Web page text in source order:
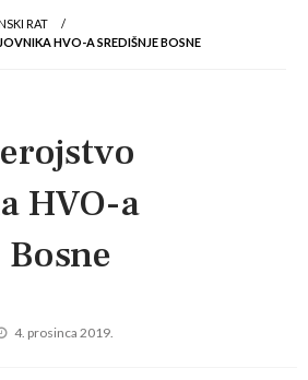
RAT
HVO-A SREDIŠNJE BOSNE
HVO-a
Posted
4. prosinca 2019.